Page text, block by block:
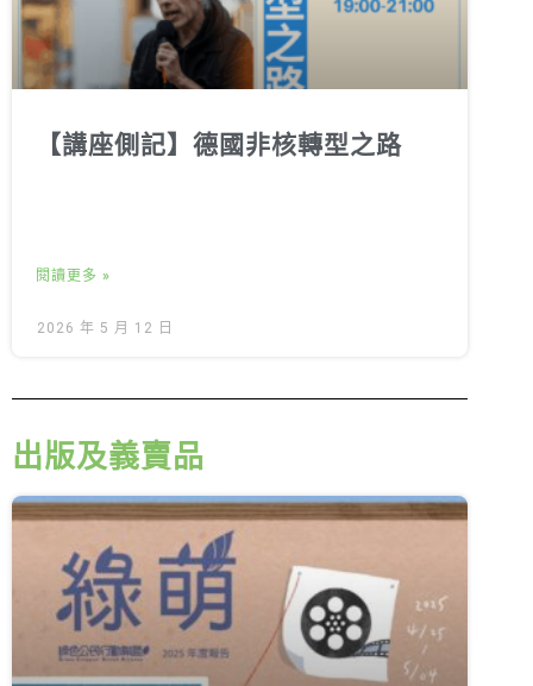
【講座側記】德國非核轉型之路
閱讀更多 »
2026 年 5 月 12 日
出版及義賣品